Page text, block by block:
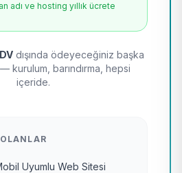
adı ve hosting yıllık ücrete
dışında ödeyeceğiniz başka
kurulum, barındırma, hepsi
içeride.
Uyumlu Web Sitesi